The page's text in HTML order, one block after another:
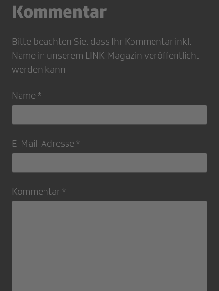
Kommentar
Bitte beachten Sie, dass Ihr Kommentar inkl.
Name in unserem LINK-Magazin veröffentlicht
werden kann
Name *
E-Mail-Adresse *
Kommentar *